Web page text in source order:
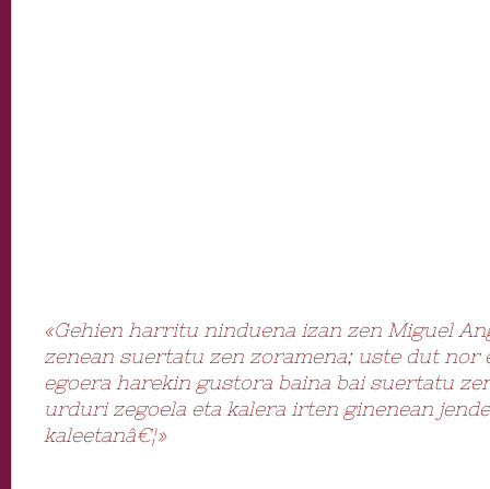
«Gehien harritu ninduena izan zen Miguel
zenean suertatu zen zoramena; uste dut nor
egoera harekin gustora baina bai suertatu
urduri zegoela eta kalera irten ginenean
kaleetanâ€¦»